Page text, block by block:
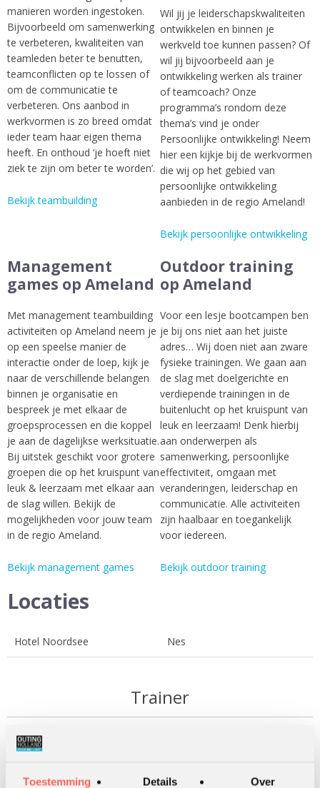
Toestemming Details Over
manieren worden ingestoken.
Bijvoorbeeld om samenwerking
te verbeteren, kwaliteiten van
teamleden beter te benutten,
teamconflicten op te lossen of
om de communicatie te
verbeteren. Ons aanbod in
werkvormen is zo breed omdat
ieder team haar eigen thema
heeft. En onthoud ‘je hoeft niet
ziek te zijn om beter te worden’.
Bekijk teambuilding
Wil jij je leiderschapskwaliteiten
ontwikkelen en binnen je
werkveld toe kunnen passen? Of
wil jij bijvoorbeeld aan je
ontwikkeling werken als trainer
of teamcoach? Onze
programma’s rondom deze
thema’s vind je onder
Persoonlijke ontwikkeling! Neem
hier een kijkje bij de werkvormen
die wij op het gebied van
persoonlijke ontwikkeling
aanbieden in de regio Ameland!
Bekijk persoonlijke ontwikkeling
Management
games op Ameland
Met management teambuilding
activiteiten op Ameland neem je
op een speelse manier de
interactie onder de loep, kijk je
naar de verschillende belangen
binnen je organisatie en
bespreek je met elkaar de
groepsprocessen en die koppel
je aan de dagelijkse werksituatie.
Bij uitstek geschikt voor grotere
groepen die op het kruispunt van
leuk & leerzaam met elkaar aan
de slag willen. Bekijk de
mogelijkheden voor jouw team
in de regio Ameland.
Bekijk management games
Outdoor training
op Ameland
Voor een lesje bootcampen ben
je bij ons niet aan het juiste
adres… Wij doen niet aan zware
fysieke trainingen. We gaan aan
de slag met doelgerichte en
verdiepende trainingen in de
buitenlucht op het kruispunt van
leuk en leerzaam! Denk hierbij
aan onderwerpen als
samenwerking, persoonlijke
effectiviteit, omgaan met
veranderingen, leiderschap en
communicatie. Alle activiteiten
zijn haalbaar en toegankelijk
voor iedereen.
Bekijk outdoor training
Locaties
Hotel Noordsee Nes
Trainer